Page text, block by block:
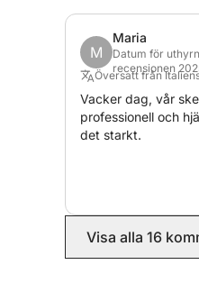
hoppas att vi ses
M
Maria
Datum för
recensionen
Översatt från
Vacker dag, vår
professionell och
det starkt.
Visa alla 16